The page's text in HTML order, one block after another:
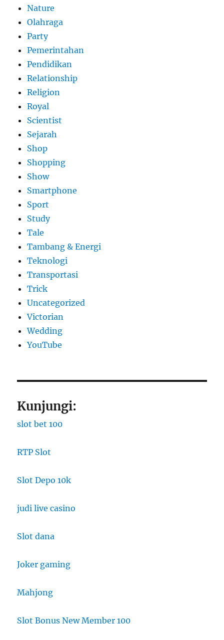
Nature
Olahraga
Party
Pemerintahan
Pendidikan
Relationship
Religion
Royal
Scientist
Sejarah
Shop
Shopping
Show
Smartphone
Sport
Study
Tale
Tambang & Energi
Teknologi
Transportasi
Trick
Uncategorized
Victorian
Wedding
YouTube
Kunjungi:
slot bet 100
RTP Slot
Slot Depo 10k
judi live casino
Slot dana
Joker gaming
Mahjong
Slot Bonus New Member 100